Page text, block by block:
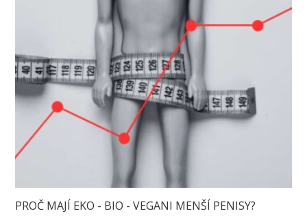
PROČ MAJÍ EKO - BIO - VEGANI MENŠÍ PENISY?